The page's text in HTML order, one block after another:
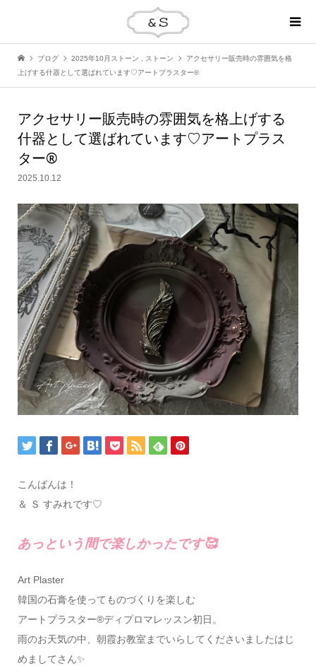
ブログ 2025年10月ストーン ストーン
アクセサリー販売時の雰囲気を格
上げする什器として選ばれています♡アートプラスター®
アクセサリー販売時の雰囲気を格上げする
什器として選ばれています♡アートプラス
ター®
2025.10.12
こんばんは！
＆ Ｓ すみれです♡
あっという間で楽しかったです🥰
Art Plaster
韓国の石膏を使ってものづくりを楽しむ
アートプラスター®ディプロマレッスン初日。
雨のお天気の中、朝霞お教室までいらしてくださいましたはじ
めましてさん✨